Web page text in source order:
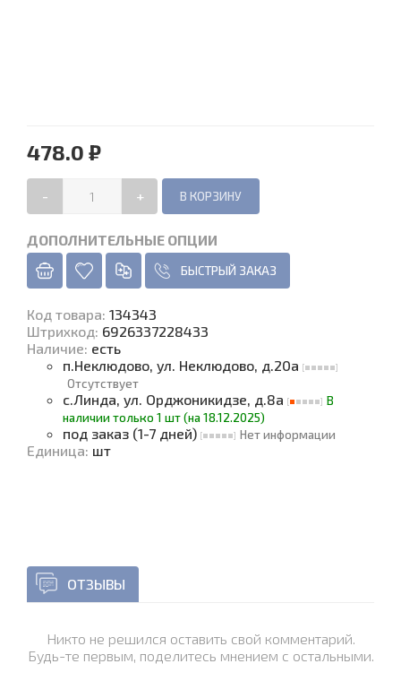
478.0 ₽
- +
ДОПОЛНИТЕЛЬНЫЕ ОПЦИИ
БЫСТРЫЙ ЗАКАЗ
Код товара: 134343
Штрихкод: 6926337228433
Наличие: есть
п.Неклюдово, ул. Неклюдово, д.20а
Отсутствует
с.Линда, ул. Орджоникидзе, д.8а
В
наличии только 1 шт (на 18.12.2025)
под заказ (1-7 дней) Нет информации
Единица: шт
ОТЗЫВЫ
Никто не решился оставить свой комментарий.
Будь-те первым, поделитесь мнением с остальными.